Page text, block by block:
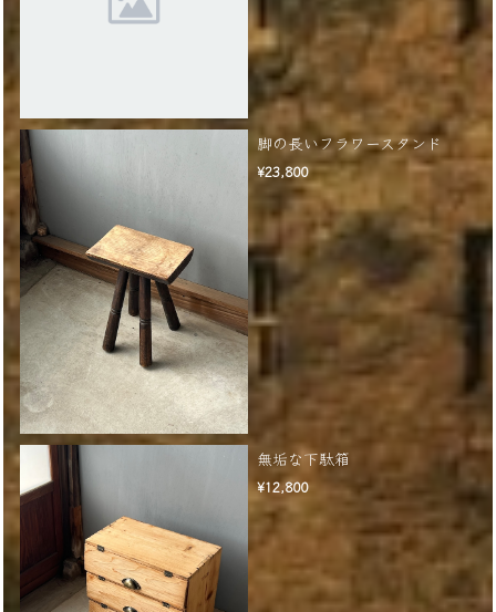
脚の長いフラワースタンド
¥23,800
無垢な下駄箱
¥12,800